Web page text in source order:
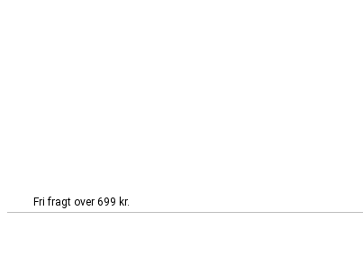
Fri fragt over 699 kr.